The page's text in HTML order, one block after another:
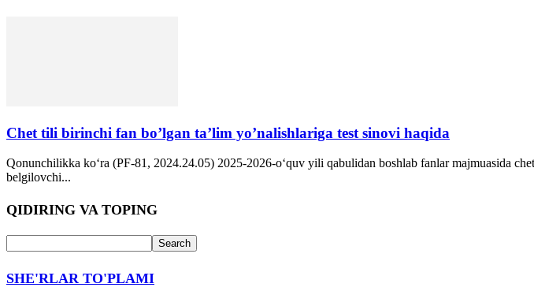
Chet tili birinchi fan bo’lgan ta’lim yo’nalishlariga test sinovi haqida
Qonunchilikka ko‘ra (PF-81, 2024.24.05) 2025-2026-o‘quv yili qabulidan boshlab fanlar majmuasida
belgilovchi...
QIDIRING VA TOPING
SHE'RLAR TO'PLAMI